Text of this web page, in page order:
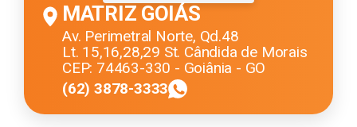
MATRIZ GOIÁS
Av. Perimetral Norte, Qd.48
Lt. 15,16,28,29 St. Cândida de Morais
CEP: 74463-330 - Goiânia - GO
(62) 3878-3333